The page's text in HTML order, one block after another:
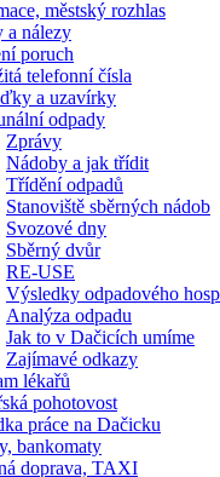
městský rozhlas
a nálezy
poruch
telefonní čísla
a uzavírky
odpady
Zprávy
Nádoby a jak třídit
Třídění odpadů
Stanoviště sběrných nádob
Svozové dny
Sběrný dvůr
RE-USE
Výsledky odpadového
Analýza odpadu
Jak to v Dačicích umíme
Zajímavé odkazy
lékařů
pohotovost
práce na Dačicku
bankomaty
doprava, TAXI